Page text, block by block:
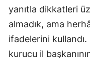
yanıtla dikkatleri
almadık, ama
ifadelerini kullandı.
kurucu il